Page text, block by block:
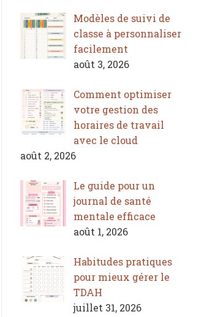
Modèles de suivi de
classe à personnaliser
facilement
août 3, 2026
Comment optimiser
votre gestion des
horaires de travail
avec le cloud
août 2, 2026
Le guide pour un
journal de santé
mentale efficace
août 1, 2026
Habitudes pratiques
pour mieux gérer le
TDAH
juillet 31, 2026